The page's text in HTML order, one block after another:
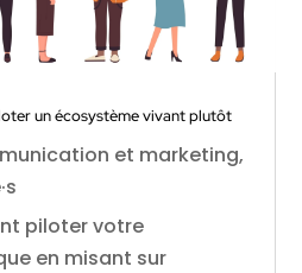
un écosystème vivant plutôt
et marketing,
piloter votre
en misant sur